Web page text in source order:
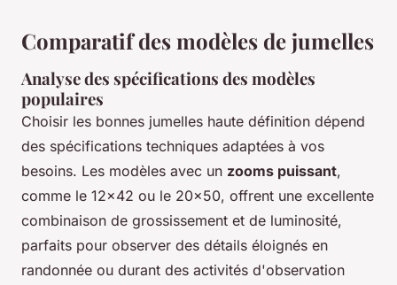
Comparatif des modèles de jumelles
Analyse des spécifications des modèles
populaires
Choisir les bonnes jumelles haute définition dépend
des spécifications techniques adaptées à vos
besoins. Les modèles avec un zooms puissant,
comme le 12x42 ou le 20x50, offrent une excellente
combinaison de grossissement et de luminosité,
parfaits pour observer des détails éloignés en
randonnée ou durant des activités d'observation